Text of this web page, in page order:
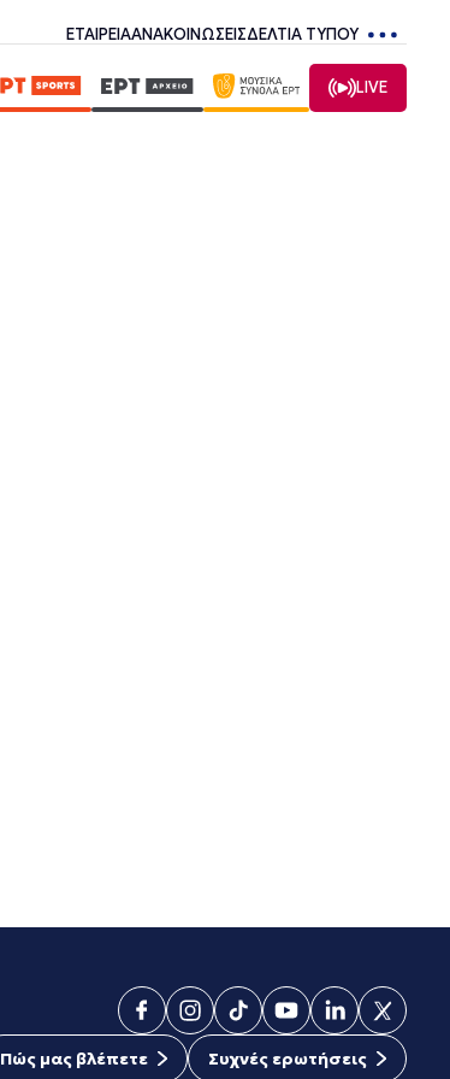
ΕΤΑΙΡΕΙΑΑΝΑΚΟΙΝΩΣΕΙΣΔΕΛΤΙΑ ΤΥΠΟΥ
LIVE
Πώς μας βλέπετε Συχνές ερωτήσεις